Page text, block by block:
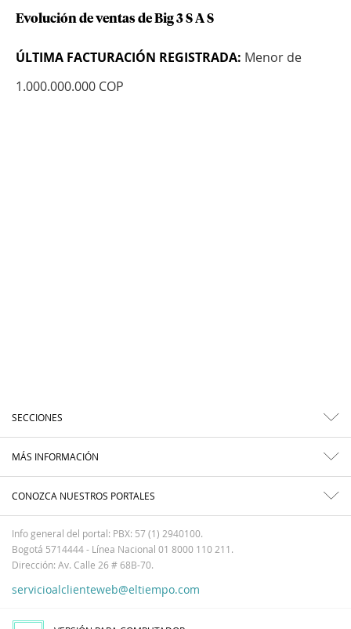
Evolución de ventas de Big 3 S A S
ÚLTIMA FACTURACIÓN REGISTRADA: Menor de
1.000.000.000 COP
SECCIONES
MÁS INFORMACIÓN
CONOZCA NUESTROS PORTALES
Info general del portal: PBX: 57 (1) 2940100.
Bogotá 5714444 - Línea Nacional 01 8000 110 211.
Dirección: Av. Calle 26 # 68B-70.
servicioalclienteweb@eltiempo.com